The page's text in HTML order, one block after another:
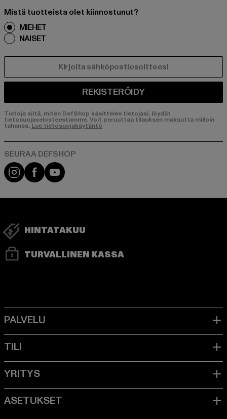
Mistä tuotteista olet kiinnostunut?
MIEHET
NAISET
REKISTERÖIDY
Tietoja siitä, miten DefShop käsittelee tietojasi, löydät
tietosuojaselosteestamme. Voit peruuttaa tilauksen maksutta milloin
tahansa. Lue tietosuojakäytäntö
Visit our Instagram page:
Visit our Facebook page:
Visit our YouTube channel:
HINTATAKUU
TURVALLINEN KASSA